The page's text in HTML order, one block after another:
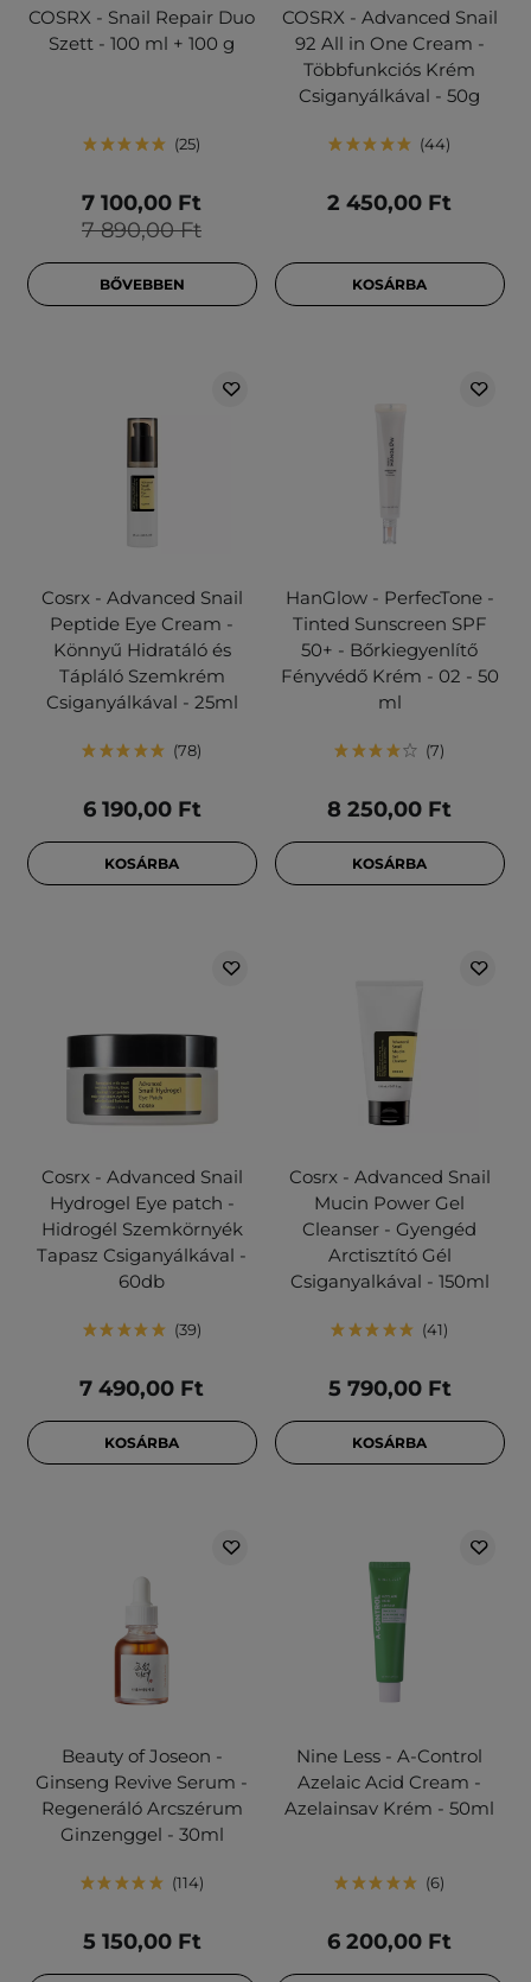
COSRX - Snail Repair Duo
Szett - 100 ml + 100 g
25
7 890,00 Ft
7 100,00 Ft
BŐVEBBEN
COSRX - Advanced Snail
92 All in One Cream -
Többfunkciós Krém
Csiganyálkával - 50g
44
2 450,00 Ft
KOSÁRBA
Cosrx - Advanced Snail
Peptide Eye Cream -
Könnyű Hidratáló és
Tápláló Szemkrém
Csiganyálkával - 25ml
78
6 190,00 Ft
KOSÁRBA
HanGlow - PerfecTone -
Tinted Sunscreen SPF
50+ - Bőrkiegyenlítő
Fényvédő Krém - 02 - 50
ml
7
8 250,00 Ft
KOSÁRBA
Cosrx - Advanced Snail
Hydrogel Eye patch -
Hidrogél Szemkörnyék
Tapasz Csiganyálkával -
60db
39
7 490,00 Ft
KOSÁRBA
Cosrx - Advanced Snail
Mucin Power Gel
Cleanser - Gyengéd
Arctisztító Gél
Csiganyalkával - 150ml
41
5 790,00 Ft
KOSÁRBA
Beauty of Joseon -
Ginseng Revive Serum -
Regeneráló Arcszérum
Ginzenggel - 30ml
114
5 150,00 Ft
Nine Less - A-Control
Azelaic Acid Cream -
Azelainsav Krém - 50ml
6
6 200,00 Ft